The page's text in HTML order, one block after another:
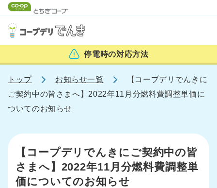
停電時の対応方法
トップ お知らせ一覧
【コープデリでんきに
ご契約中の皆さまへ】2022年11月分燃料費調整単価に
ついてのお知らせ
【コープデリでんきにご契約中の皆
さまへ】2022年11月分燃料費調整単
価についてのお知らせ